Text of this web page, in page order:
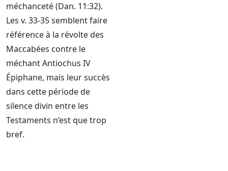
méchanceté (Dan. 11:32).
Les v. 33-35 semblent faire
référence à la révolte des
Maccabées contre le
méchant Antiochus IV
Épiphane, mais leur succès
dans cette période de
silence divin entre les
Testaments n’est que trop
bref.